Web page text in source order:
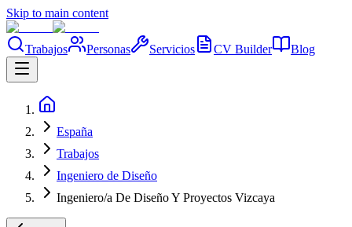
Skip to main content
Trabajos Personas Servicios CV Builder Blog
España
Trabajos
Ingeniero de Diseño
Ingeniero/a De Diseño Y Proyectos Vizcaya